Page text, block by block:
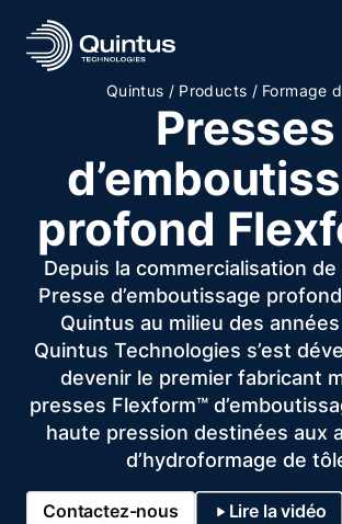
Quintus / Products / Formage
Presses
profond
Depuis la commercialisation
Presse d’emboutissage
Quintus au milieu des
Quintus Technologies s’est
devenir le premier fabricant
presses Flexform™
haute pression destinées aux
d’hydroformage de
Contactez-nous Lire la vidéo